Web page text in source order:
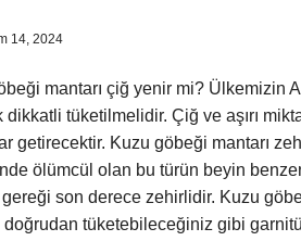
14, 2024
mantarı çiğ yenir mi? Ülkemizin
dikkatli tüketilmelidir. Çiğ ve aşırı
getirecektir. Kuzu göbeği mantarı
ölümcül olan bu türün beyin
gereği son derece zehirlidir. Kuzu
doğrudan tüketebileceğiniz gibi